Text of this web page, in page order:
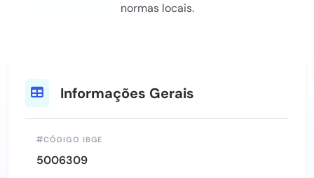
normas locais.
Informações Gerais
CÓDIGO IBGE
5006309